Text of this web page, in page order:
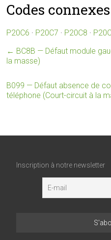
Codes connexes
P20C6 · P20C7 · P20C8 ·
← BC8B — Défaut module
la masse)
B099 — Défaut absence de
téléphone (Court-circuit à la
Inscription à notre newsletter